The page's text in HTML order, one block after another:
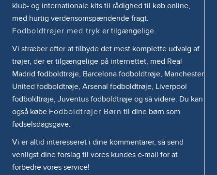
klub- og internationale kits til rådighed til køb online,
med hurtig verdensomspændende fragt.
Fodboldtrøjer med tryk er tilgængelige.
Vi stræber efter at tilbyde det mest komplette udvalg af
trøjer, der er tilgængelige på internettet, med Real
Madrid fodboldtrøje, Barcelona fodboldtrøje, Manchester
United fodboldtrøje, Arsenal fodboldtrøje, Liverpool
fodboldtrøje, Juventus fodboldtrøje og så videre. Du kan
også købe Fodboldtrøjer Børn til dine børn som
fødselsdagsgave.
Vi er altid interesseret i dine kommentarer, så send
venligst dine forslag til vores kundes e-mail for at
forbedre vores service!